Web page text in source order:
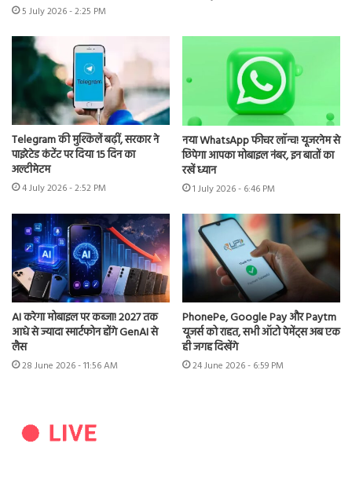
5 July 2026 - 2:25 PM
Telegram की मुश्किलें बढ़ीं, सरकार ने
पाइरेटेड कंटेंट पर दिया 15 दिन का
अल्टीमेटम
4 July 2026 - 2:52 PM
नया WhatsApp फीचर लॉन्च! यूजरनेम से
छिपेगा आपका मोबाइल नंबर, इन बातों का
रखें ध्यान
1 July 2026 - 6:46 PM
AI करेगा मोबाइल पर कब्जा! 2027 तक
आधे से ज्यादा स्मार्टफोन होंगे GenAI से
लैस
28 June 2026 - 11:56 AM
PhonePe, Google Pay और Paytm
यूजर्स को राहत, सभी ऑटो पेमेंट्स अब एक
ही जगह दिखेंगे
24 June 2026 - 6:59 PM